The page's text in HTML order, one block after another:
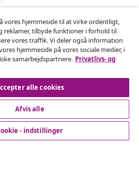
om at fortryde din ordre.
Fortryd køb
vores hjemmeside til at virke ordentligt,
reklamer, tilbyde funktioner i forhold til
vores traffik. Vi deler også information
hjemmeside på vores sociale medier, i
samarbejdspartnere. Privatlivs- og
alle cookies
Afvis alle
- indstillinger